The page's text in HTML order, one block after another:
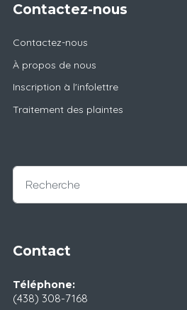
Contactez-nous
Contactez-nous
À propos de nous
Inscription à l'infolettre
Traitement des plaintes
Contact
Téléphone:
(438) 308-7168